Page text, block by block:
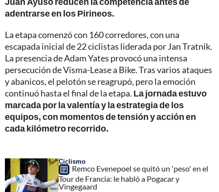
adentrarse en los Pirineos.
La etapa comenzó con 160 corredores, con una
escapada inicial de 22 ciclistas liderada por Jan Tratnik.
La presencia de Adam Yates provocó una intensa
persecución de Visma-Lease a Bike. Tras varios ataques
y abanicos, el pelotón se reagrupó, pero la emoción
continuó hasta el final de la etapa. La jornada estuvo
marcada por la valentía y la estrategia de los
equipos, con momentos de tensión y acción en
cada kilómetro recorrido.
Ciclismo
Remco Evenepoel se quitó un 'peso' en el
Tour de Francia: le habló a Pogacar y
Vingegaard